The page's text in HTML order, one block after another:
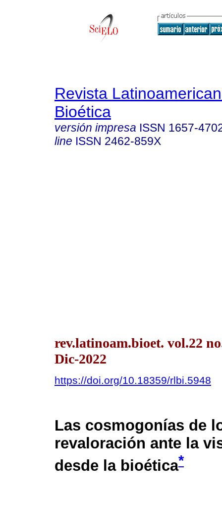
Revista
Bioética
versión impresa ISSN 1657-
line ISSN 2462-859X
rev.latinoam.bioet. vol.22
Dic-2022
https://doi.org/10.18359/rlbi.5948
Las cosmogonías de
revaloración ante la
desde la bioética*